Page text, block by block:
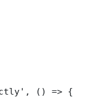
() => {